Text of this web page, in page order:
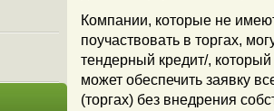
Компании, которые не
поучаствовать в торгах,
тендерный кредит/,
может обеспечить заявку
(торгах) без внедрения